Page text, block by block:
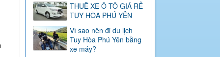
THUÊ XE Ô TÔ GIÁ RẺ
TUY HÒA PHÚ YÊN
Vì sao nên đi du lịch
Tuy Hòa Phú Yên bằng
xe máy?